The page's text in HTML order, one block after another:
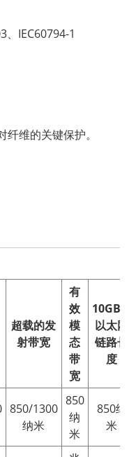
IEC60794-1
维的关键保护。
超载的发
射带宽
有
效
模
态
带
宽
10GB/S
以太网
链路长
度
850/1300
纳米
850
纳
米
850纳
米